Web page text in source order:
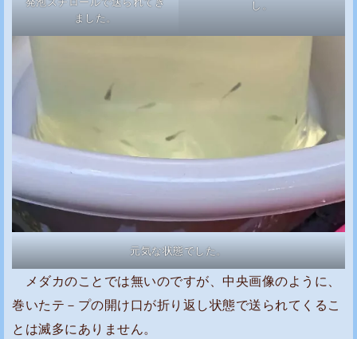
ました。
し。
元気な状態でした。
メダカのことでは無いのですが、中央画像のように、
巻いたテ－プの開け口が折り返し状態で送られてくるこ
とは滅多にありません。